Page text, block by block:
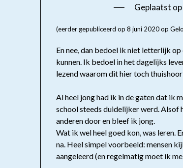
Geplaatst op
(eerder gepubliceerd op 8 juni 2020 op
En nee, dan bedoel ik niet letterlijk
kunnen. Ik bedoel in het dagelijks
lezend waarom dit hier toch
Al heel jong had ik in de gaten dat ik
school steeds duidelijker werd. Alsof
anderen door en bleef ik jong.
Wat ik wel heel goed kon, was leren.
na. Heel simpel voorbeeld: mensen
aangeleerd (en regelmatig moet ik